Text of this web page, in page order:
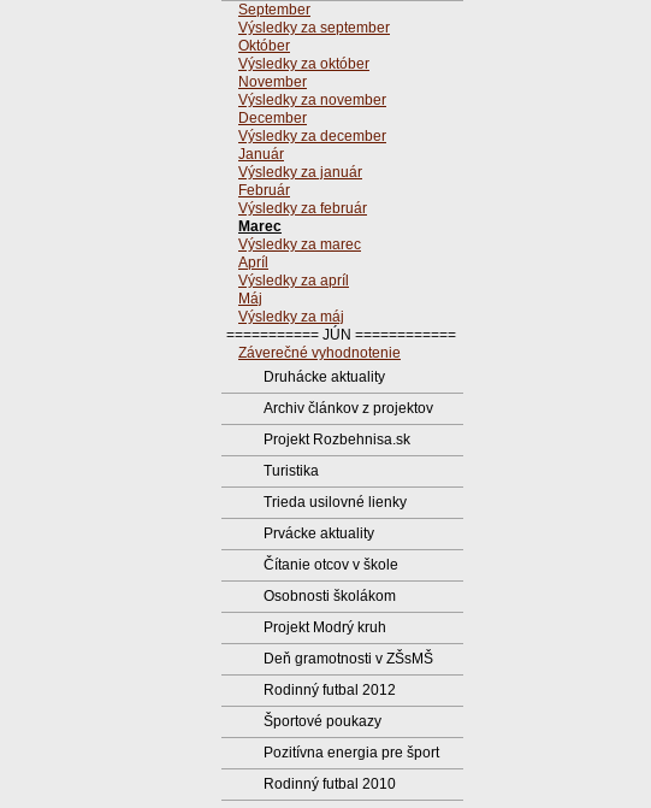
September
Výsledky za september
Október
Výsledky za október
November
Výsledky za november
December
Výsledky za december
Január
Výsledky za január
Február
Výsledky za február
Marec
Výsledky za marec
Apríl
Výsledky za apríl
Máj
Výsledky za máj
=========== JÚN ============
Záverečné vyhodnotenie
Druhácke aktuality
Archiv článkov z projektov
Projekt Rozbehnisa.sk
Turistika
Trieda usilovné lienky
Prvácke aktuality
Čítanie otcov v škole
Osobnosti školákom
Projekt Modrý kruh
Deň gramotnosti v ZŠsMŠ
Rodinný futbal 2012
Športové poukazy
Pozitívna energia pre šport
Rodinný futbal 2010